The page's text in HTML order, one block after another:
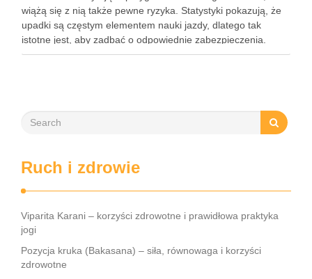
wiążą się z nią także pewne ryzyka. Statystyki pokazują, że
upadki są częstym elementem nauki jazdy, dlatego tak
istotne jest, aby zadbać o odpowiednie zabezpieczenia.
Ochraniacze na rower dla dzieci stanowią kluczowy element
Ruch i zdrowie
Viparita Karani – korzyści zdrowotne i prawidłowa praktyka
jogi
Pozycja kruka (Bakasana) – siła, równowaga i korzyści
zdrowotne